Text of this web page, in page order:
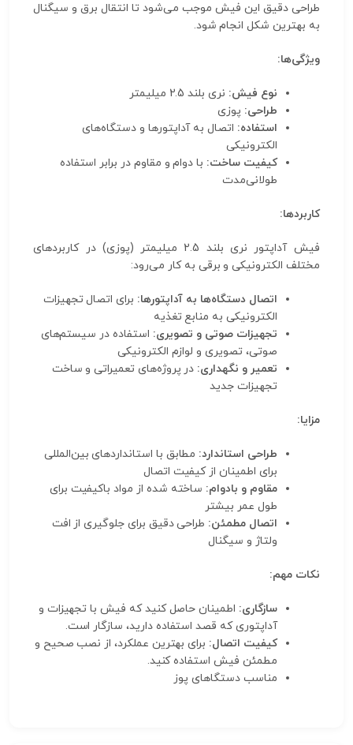
طراحی دقیق این فیش موجب می‌شود تا انتقال برق و سیگنال
به بهترین شکل انجام شود.
ویژگی‌ها:
نوع فیش: نری بلند 2.5 میلیمتر
طراحی: پوزی
استفاده: اتصال به آداپتورها و دستگاه‌های
الکترونیکی
کیفیت ساخت: با دوام و مقاوم در برابر استفاده
طولانی‌مدت
کاربردها:
فیش آداپتور نری بلند 2.5 میلیمتر (پوزی) در کاربردهای
مختلف الکترونیکی و برقی به کار می‌رود:
اتصال دستگاه‌ها به آداپتورها: برای اتصال تجهیزات
الکترونیکی به منابع تغذیه
تجهیزات صوتی و تصویری: استفاده در سیستم‌های
صوتی، تصویری و لوازم الکترونیکی
تعمیر و نگهداری: در پروژه‌های تعمیراتی و ساخت
تجهیزات جدید
مزایا:
طراحی استاندارد: مطابق با استانداردهای بین‌المللی
برای اطمینان از کیفیت اتصال
مقاوم و بادوام: ساخته شده از مواد باکیفیت برای
طول عمر بیشتر
اتصال مطمئن: طراحی دقیق برای جلوگیری از افت
ولتاژ و سیگنال
نکات مهم:
سازگاری: اطمینان حاصل کنید که فیش با تجهیزات و
آداپتوری که قصد استفاده دارید، سازگار است.
کیفیت اتصال: برای بهترین عملکرد، از نصب صحیح و
مطمئن فیش استفاده کنید.
مناسب دستگاهای پوز